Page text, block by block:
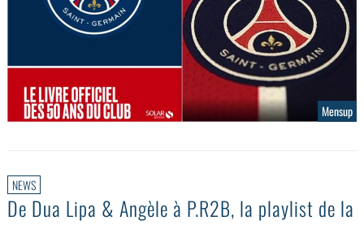
Mensup
NEWS
De Dua Lipa & Angèle à P.R2B, la playlist de la